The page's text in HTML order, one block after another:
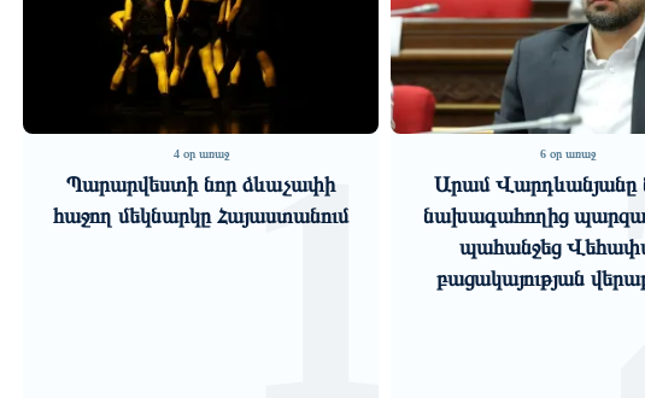
6 օր առաջ
Արամ Վարդևանյանը նիստը
նախագահողից պարզաբանում
2 2 օր առաջ
Կաթողիկոսի և
ներկայացուցիչների
հարուցված այս
քրեական